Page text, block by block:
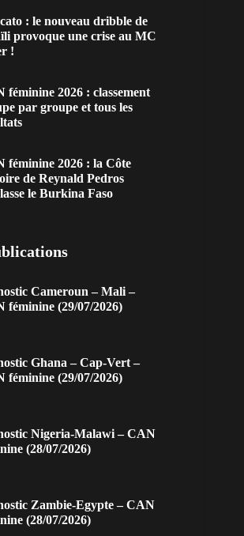
: le nouveau dribble de
provoque une crise au MC
!
féminine 2026 : classement
par groupe et tous les
féminine 2026 : la Côte
de Reynald Pedros
le Burkina Faso
Cameroun – Mali –
féminine (29/07/2026)
Ghana – Cap-Vert –
féminine (29/07/2026)
Nigeria-Malawi – CAN
(28/07/2026)
Zambie-Egypte – CAN
(28/07/2026)